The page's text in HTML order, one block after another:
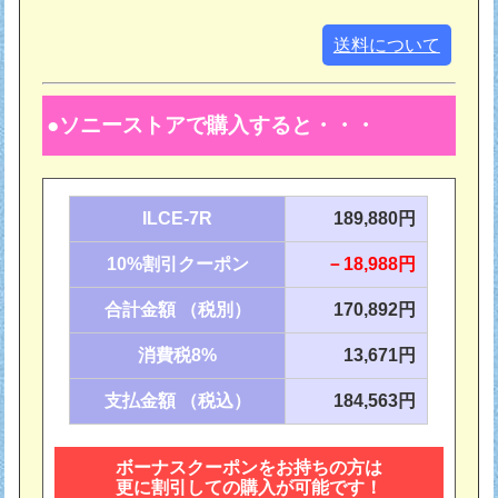
送料について
ソニーストアで購入すると・・・
ILCE-7R 189,880円
10%割引クーポン －18,988円
合計金額 （税別） 170,892円
消費税8% 13,671円
支払金額 （税込） 184,563円
ボーナスクーポンをお持ちの方は
更に割引しての購入が可能です！